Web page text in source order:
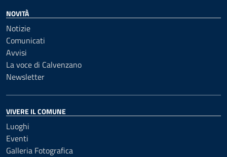
NOVITÀ
Notizie
Comunicati
Avvisi
La voce di Calvenzano
Newsletter
VIVERE IL COMUNE
Luoghi
Eventi
Galleria Fotografica